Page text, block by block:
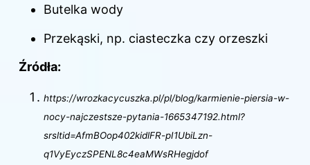
Butelka wody
Przekąski, np. ciasteczka czy orzeszki
Źródła:
https://wrozkacycuszka.pl/pl/blog/karmienie-piersia-w-
nocy-najczestsze-pytania-1665347192.html?
srsltid=AfmBOop402kidlFR-pI1UbiLzn-
q1VyEyczSPENL8c4eaMWsRHegjdof